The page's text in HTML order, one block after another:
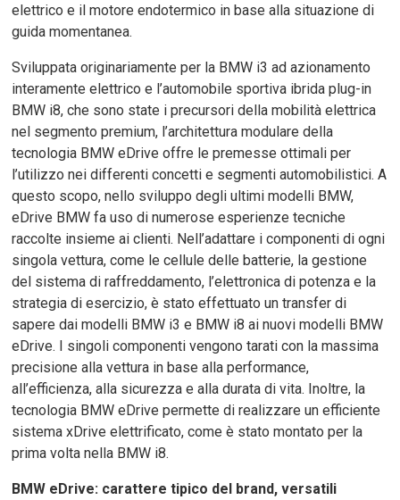
elettrico e il motore endotermico in base alla situazione di
guida momentanea.
Sviluppata originariamente per la BMW i3 ad azionamento
interamente elettrico e l’automobile sportiva ibrida plug-in
BMW i8, che sono state i precursori della mobilità elettrica
nel segmento premium, l’architettura modulare della
tecnologia BMW eDrive offre le premesse ottimali per
l’utilizzo nei differenti concetti e segmenti automobilistici. A
questo scopo, nello sviluppo degli ultimi modelli BMW,
eDrive BMW fa uso di numerose esperienze tecniche
raccolte insieme ai clienti. Nell’adattare i componenti di ogni
singola vettura, come le cellule delle batterie, la gestione
del sistema di raffreddamento, l’elettronica di potenza e la
strategia di esercizio, è stato effettuato un transfer di
sapere dai modelli BMW i3 e BMW i8 ai nuovi modelli BMW
eDrive. I singoli componenti vengono tarati con la massima
precisione alla vettura in base alla performance,
all’efficienza, alla sicurezza e alla durata di vita. Inoltre, la
tecnologia BMW eDrive permette di realizzare un efficiente
sistema xDrive elettrificato, come è stato montato per la
prima volta nella BMW i8.
BMW eDrive: carattere tipico del brand, versatili